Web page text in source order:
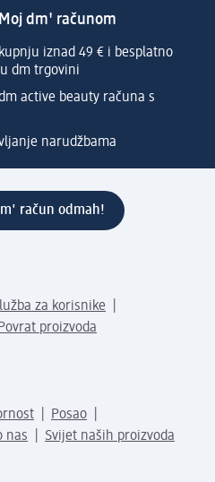
dm' računom
kupnju iznad 49 € i besplatno
dm trgovini
active beauty računa s
narudžbama
račun odmah!
za korisnike
proizvoda
Posao
nas Svijet naših proizvoda